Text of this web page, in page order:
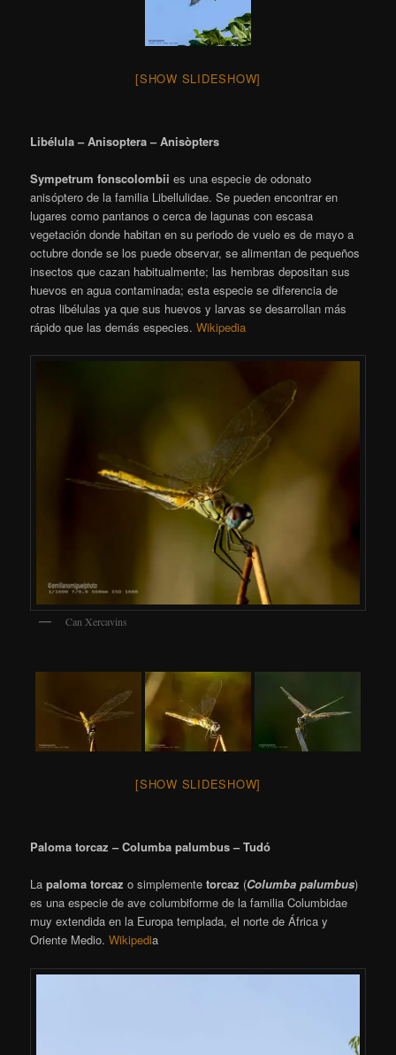
[SHOW SLIDESHOW]
Libélula – Anisoptera – Anisòpters
Sympetrum fonscolombii es una especie de odonato
anisóptero de la familia Libellulidae. Se pueden encontrar en
lugares como pantanos o cerca de lagunas con escasa
vegetación donde habitan en su periodo de vuelo es de mayo a
octubre donde se los puede observar, se alimentan de pequeños
insectos que cazan habitualmente; las hembras depositan sus
huevos en agua contaminada; esta especie se diferencia de
otras libélulas ya que sus huevos y larvas se desarrollan más
rápido que las demás especies.Wikipedia
Can Xercavins
[SHOW SLIDESHOW]
Paloma torcaz – Columba palumbus – Tudó
Lapaloma torcaz o simplementetorcaz (Columba palumbus)​
es una especie de ave columbiforme de la familia Columbidae
muy extendida en la Europa templada, el norte de África y
Oriente Medio.Wikipedia